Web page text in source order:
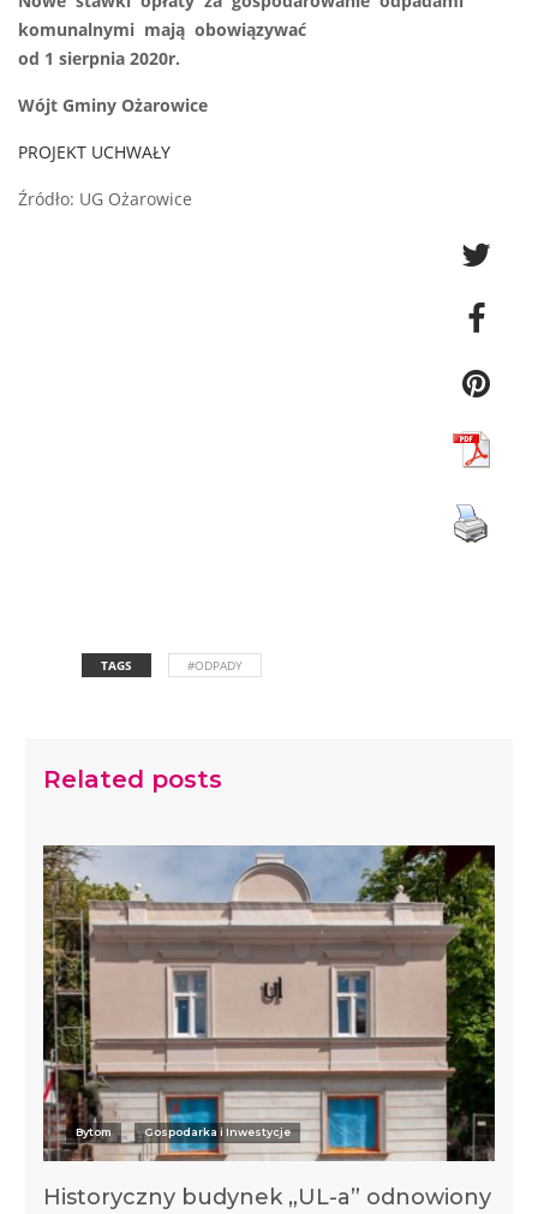
komunalnymi mają obowiązywać
od 1 sierpnia 2020r.
Wójt Gminy Ożarowice
PROJEKT UCHWAŁY
Źródło: UG Ożarowice
TAGS #ODPADY
Related posts
Bytom Gospodarka i Inwestycje
Historyczny budynek „UL-a” odnowiony